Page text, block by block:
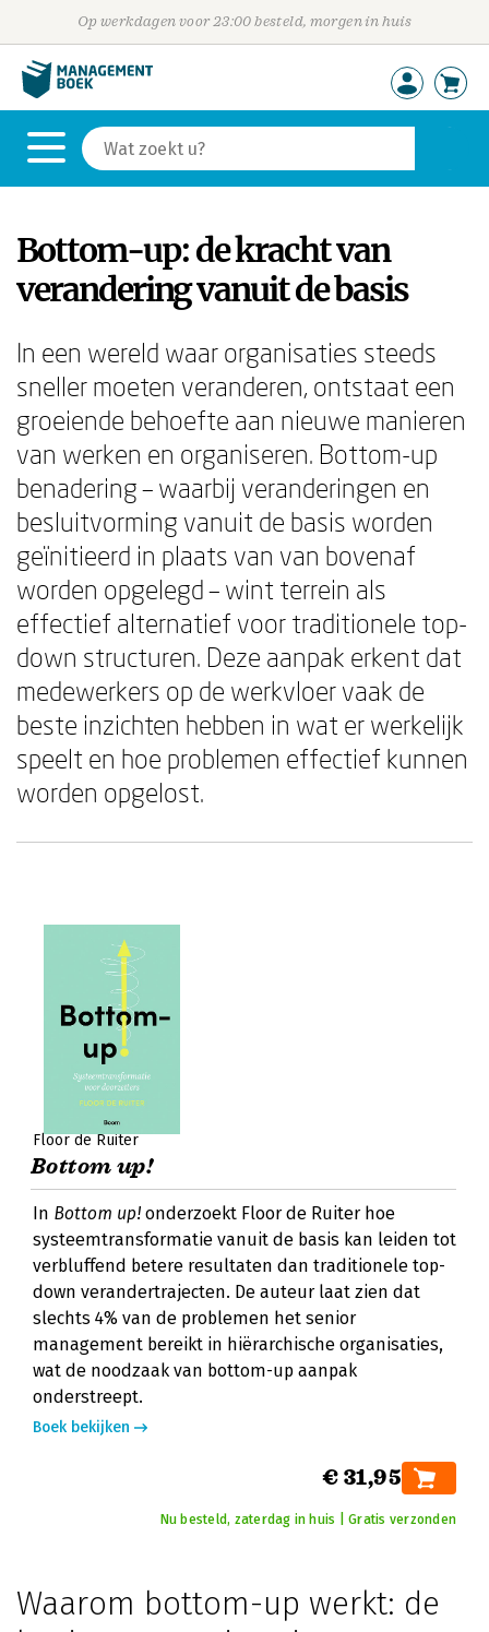
Op werkdagen voor 23:00 besteld, morgen in huis
Bottom-up: de kracht van
verandering vanuit de basis
In een wereld waar organisaties steeds
sneller moeten veranderen, ontstaat een
groeiende behoefte aan nieuwe manieren
van werken en organiseren. Bottom-up
benadering – waarbij veranderingen en
besluitvorming vanuit de basis worden
geïnitieerd in plaats van van bovenaf
worden opgelegd – wint terrein als
effectief alternatief voor traditionele top-
down structuren. Deze aanpak erkent dat
medewerkers op de werkvloer vaak de
beste inzichten hebben in wat er werkelijk
speelt en hoe problemen effectief kunnen
worden opgelost.
Floor de Ruiter
Bottom up!
In Bottom up! onderzoekt Floor de Ruiter hoe
systeemtransformatie vanuit de basis kan leiden tot
verbluffend betere resultaten dan traditionele top-
down verandertrajecten. De auteur laat zien dat
slechts 4% van de problemen het senior
management bereikt in hiërarchische organisaties,
wat de noodzaak van bottom-up aanpak
onderstreept.
Boek bekijken
€ 31,95
Nu besteld, zaterdag in huis | Gratis verzonden
Waarom bottom-up werkt: de